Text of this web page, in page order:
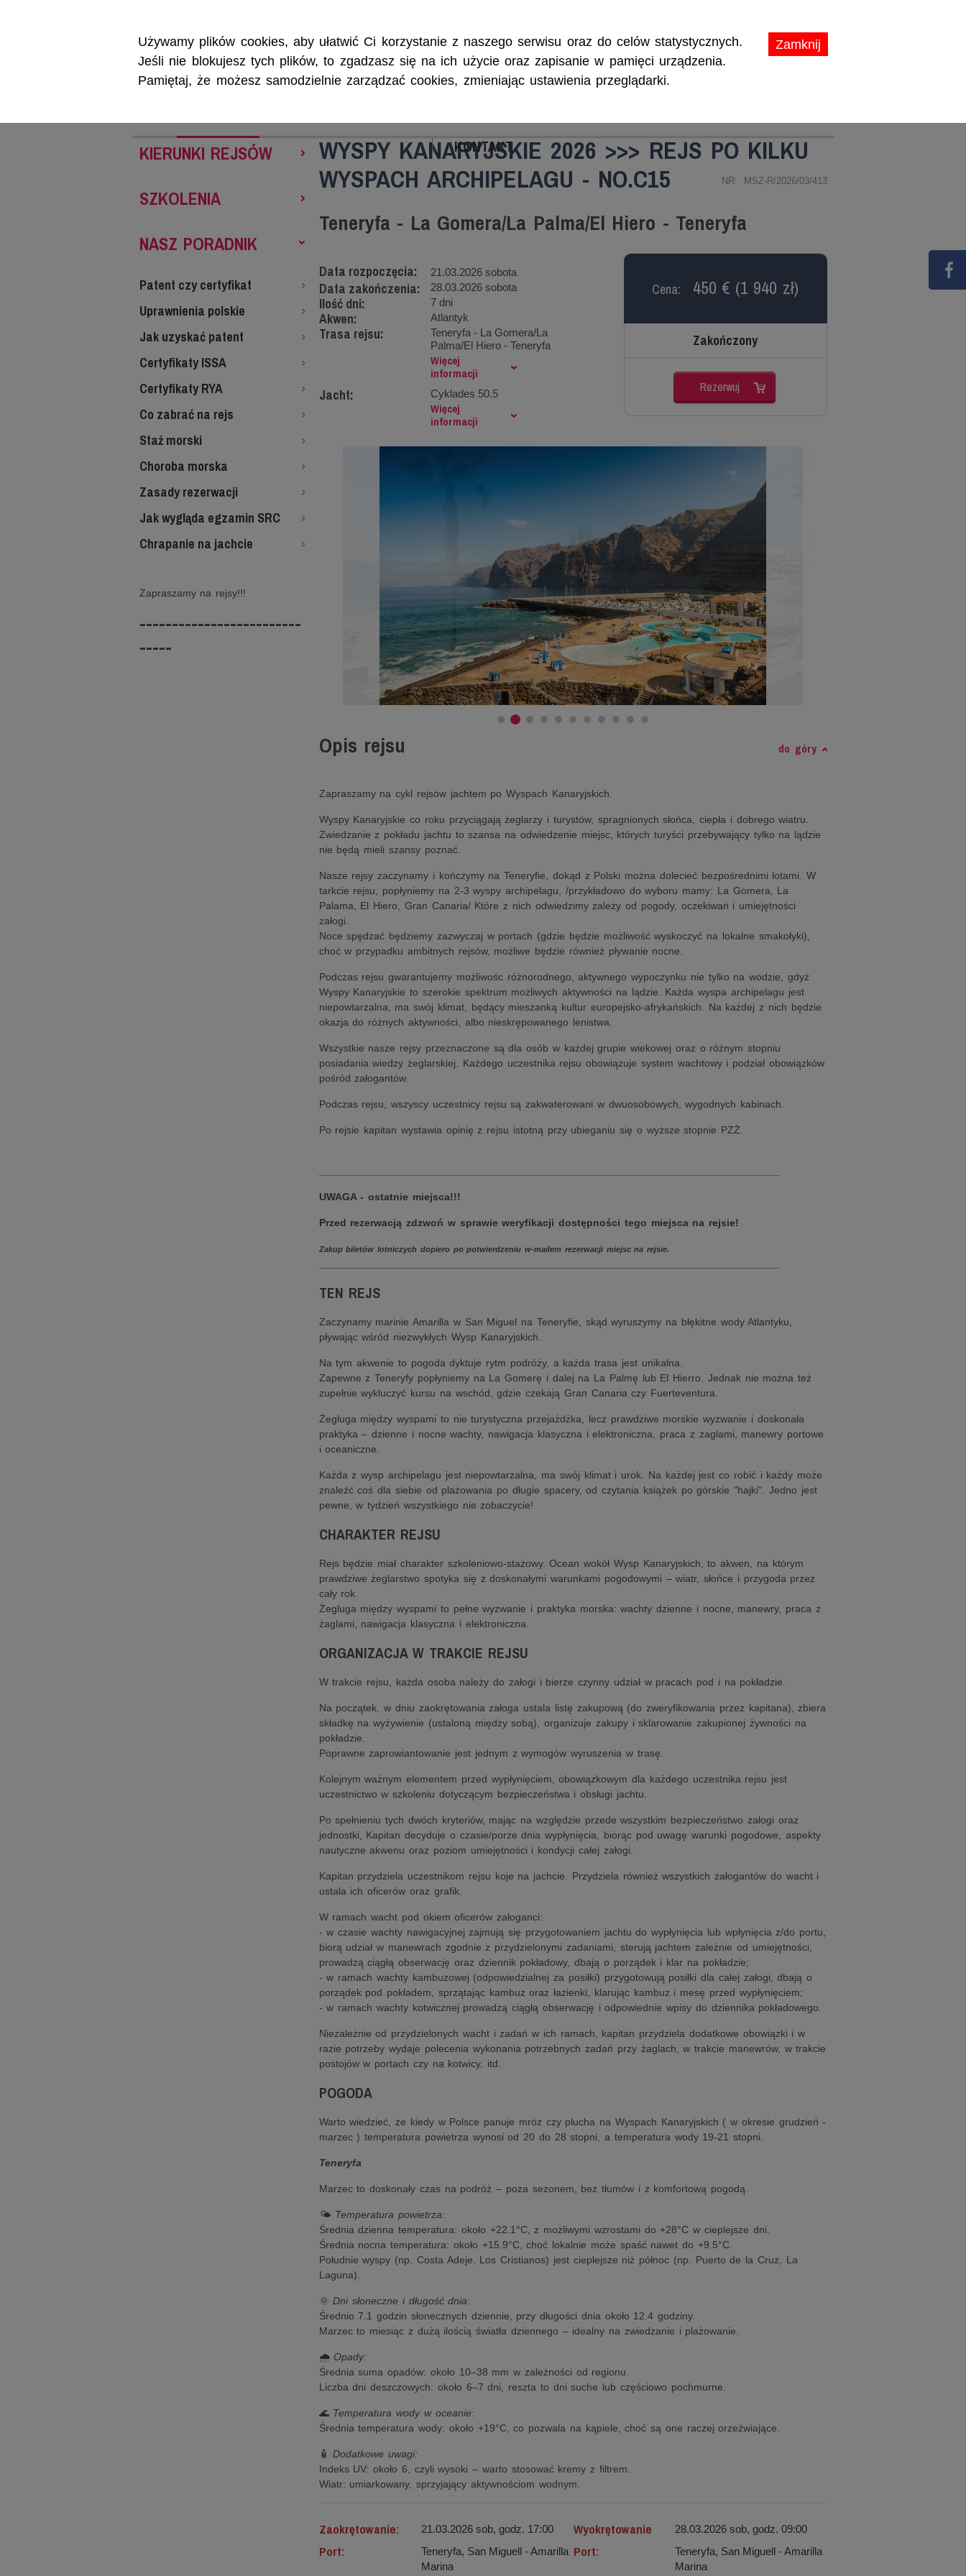
Zamknij
Używamy plików cookies, aby ułatwić Ci korzystanie z naszego serwisu oraz do celów statystycznych.
Jeśli nie blokujesz tych plików, to zgadzasz się na ich użycie oraz zapisanie w pamięci urządzenia.
Pamiętaj, że możesz samodzielnie zarządzać cookies, zmieniając ustawienia przeglądarki.
KONTAKT
Rejsy morskie i śródlądowe, szkolenia żeglarskie, patenty i certyfikaty.
WYSPY KANARYJSKIE 2026 >>> REJS PO KILKU
WYSPACH ARCHIPELAGU - NO.C15
NR: MSZ-R/2026/03/413
Teneryfa - La Gomera/La Palma/El Hiero - Teneryfa
Data rozpoczęcia: 21.03.2026 sobota
Data zakończenia: 28.03.2026 sobota
Ilość dni: 7 dni
Akwen: Atlantyk
Trasa rejsu:
Teneryfa - La Gomera/La
Palma/El Hiero - Teneryfa
Więcej
informacji
Jacht: Cyklades 50.5
Więcej
informacji
Cena: 450 € (1 940 zł)
Zakończony
Rezerwuj
Opis rejsu do góry
Zapraszamy na cykl rejsów jachtem po Wyspach Kanaryjskich.
Wyspy Kanaryjskie co roku przyciągają żeglarzy i turystów, spragnionych słońca, ciepła i dobrego wiatru.
Zwiedzanie z pokładu jachtu to szansa na odwiedzenie miejsc, których turyści przebywający tylko na lądzie
nie będą mieli szansy poznać.
Nasze rejsy zaczynamy i kończymy na Teneryfie, dokąd z Polski można dolecieć bezpośrednimi lotami. W
tarkcie rejsu, popłyniemy na 2-3 wyspy archipelagu, /przykładowo do wyboru mamy: La Gomera, La
Palama, El Hiero, Gran Canaria/ Które z nich odwiedzimy zależy od pogody, oczekiwań i umiejętności
załogi.
Noce spędzać będziemy zazwyczaj w portach (gdzie będzie możliwość wyskoczyć na lokalne smakołyki),
choć w przypadku ambitnych rejsów, możliwe będzie również pływanie nocne.
Podczas rejsu gwarantujemy możliwośc różnorodnego, aktywnego wypoczynku nie tylko na wodzie, gdyż
Wyspy Kanaryjskie to szerokie spektrum możliwych aktywności na lądzie. Każda wyspa archipelagu jest
niepowtarzalna, ma swój klimat, będący mieszanką kultur europejsko-afrykańskich. Na każdej z nich będzie
okazja do różnych aktywności, albo nieskrępowanego lenistwa.
Wszystkie nasze rejsy przeznaczone są dla osób w każdej grupie wiekowej oraz o różnym stopniu
posiadania wiedzy żeglarskiej. Każdego uczestnika rejsu obowiązuje system wachtowy i podział obowiązków
pośród załogantów.
Podczas rejsu, wszyscy uczestnicy rejsu są zakwaterowani w dwuosobowych, wygodnych kabinach.
Po rejsie kapitan wystawia opinię z rejsu istotną przy ubieganiu się o wyższe stopnie PZŻ.
UWAGA - ostatnie miejsca!!!
Przed rezerwacją zdzwoń w sprawie weryfikacji dostępności tego miejsca na rejsie!
Zakup biletów lotniczych dopiero po potwierdzeniu w-mailem rezerwacji miejsc na rejsie.
TEN REJS
Zaczynamy marinie Amarilla w San Miguel na Teneryfie, skąd wyruszymy na błękitne wody Atlantyku,
pływając wśród niezwykłych Wysp Kanaryjskich.
Na tym akwenie to pogoda dyktuje rytm podróży, a każda trasa jest unikalna.
Zapewne z Teneryfy popłyniemy na La Gomerę i dalej na La Palmę lub El Hierro. Jednak nie można też
zupełnie wykluczyć kursu na wschód, gdzie czekają Gran Canaria czy Fuerteventura.
Żegluga między wyspami to nie turystyczna przejażdżka, lecz prawdziwe morskie wyzwanie i doskonała
praktyka – dzienne i nocne wachty, nawigacja klasyczna i elektroniczna, praca z żaglami, manewry portowe
i oceaniczne.
Każda z wysp archipelagu jest niepowtarzalna, ma swój klimat i urok. Na każdej jest co robić i każdy może
znaleźć coś dla siebie od plażowania po długie spacery, od czytania książek po górskie "hajki". Jedno jest
pewne, w tydzień wszystkiego nie zobaczycie!
CHARAKTER REJSU
Rejs będzie miał charakter szkoleniowo-stażowy. Ocean wokół Wysp Kanaryjskich, to akwen, na którym
prawdziwe żeglarstwo spotyka się z doskonałymi warunkami pogodowymi – wiatr, słońce i przygoda przez
cały rok.
Żegluga między wyspami to pełne wyzwanie i praktyka morska: wachty dzienne i nocne, manewry, praca z
żaglami, nawigacja klasyczna i elektroniczna.
ORGANIZACJA W TRAKCIE REJSU
W trakcie rejsu, każda osoba należy do załogi i bierze czynny udział w pracach pod i na pokładzie.
Na początek, w dniu zaokrętowania załoga ustala listę zakupową (do zweryfikowania przez kapitana), zbiera
składkę na wyżywienie (ustaloną między sobą), organizuje zakupy i sklarowanie zakupionej żywności na
pokładzie.
Poprawne zaprowiantowanie jest jednym z wymogów wyruszenia w trasę.
Kolejnym ważnym elementem przed wypłynięciem, obowiązkowym dla każdego uczestnika rejsu jest
uczestnictwo w szkoleniu dotyczącym bezpieczeństwa i obsługi jachtu.
Po spełnieniu tych dwóch kryteriów, mając na względzie przede wszystkim bezpieczeństwo załogi oraz
jednostki, Kapitan decyduje o czasie/porze dnia wypłynięcia, biorąc pod uwagę warunki pogodowe, aspekty
nautyczne akwenu oraz poziom umiejętności i kondycji całej załogi.
Kapitan przydziela uczestnikom rejsu koje na jachcie. Przydziela również wszystkich załogantów do wacht i
ustala ich oficerów oraz grafik.
W ramach wacht pod okiem oficerów załoganci:
- w czasie wachty nawigacyjnej zajmują się przygotowaniem jachtu do wypłynięcia lub wpłynięcia z/do portu,
biorą udział w manewrach zgodnie z przydzielonymi zadaniami, sterują jachtem zależnie od umiejętności,
prowadzą ciągłą obserwację oraz dziennik pokładowy, dbają o porządek i klar na pokładzie;
- w ramach wachty kambuzowej (odpowiedzialnej za posiłki) przygotowują posiłki dla całej załogi, dbają o
porządek pod pokładem, sprzątając kambuz oraz łazienki, klarując kambuz i mesę przed wypłynięciem;
- w ramach wachty kotwicznej prowadzą ciągłą obserwację i odpowiednie wpisy do dziennika pokładowego.
Niezależnie od przydzielonych wacht i zadań w ich ramach, kapitan przydziela dodatkowe obowiązki i w
razie potrzeby wydaje polecenia wykonania potrzebnych zadań przy żaglach, w trakcie manewrów, w trakcie
postojów w portach czy na kotwicy, itd.
POGODA
Warto wiedzieć, że kiedy w Polsce panuje mróz czy plucha na Wyspach Kanaryjskich ( w okresie grudzień -
marzec ) temperatura powietrza wynosi od 20 do 28 stopni, a temperatura wody 19-21 stopni.
Teneryfa
Marzec to doskonały czas na podróż – poza sezonem, bez tłumów i z komfortową pogodą.
🌤️ Temperatura powietrza:
Średnia dzienna temperatura: około +22.1°C, z możliwymi wzrostami do +28°C w cieplejsze dni.
Średnia nocna temperatura: około +15.9°C, choć lokalnie może spaść nawet do +9.5°C.
Południe wyspy (np. Costa Adeje, Los Cristianos) jest cieplejsze niż północ (np. Puerto de la Cruz, La
Laguna).
🌞Dni słoneczne i długość dnia:
Średnio 7.1 godzin słonecznych dziennie, przy długości dnia około 12.4 godziny.
Marzec to miesiąc z dużą ilością światła dziennego – idealny na zwiedzanie i plażowanie.
🌧️ Opady:
Średnia suma opadów: około 10–38 mm w zależności od regionu.
Liczba dni deszczowych: około 6–7 dni, reszta to dni suche lub częściowo pochmurne.
🌊 Temperatura wody w oceanie:
Średnia temperatura wody: około +19°C, co pozwala na kąpiele, choć są one raczej orzeźwiające.
🧴Dodatkowe uwagi:
Indeks UV: około 6, czyli wysoki – warto stosować kremy z filtrem.
Wiatr: umiarkowany, sprzyjający aktywnościom wodnym.
Zaokrętowanie: 21.03.2026 sob, godz. 17:00 Wyokrętowanie 28.03.2026 sob, godz. 09:00
Port:
Teneryfa, San Miguell - Amarilla
Marina
Port:
Teneryfa, San Miguell - Amarilla
Marina
KIERUNKI REJSÓW
SZKOLENIA
NASZ PORADNIK
Patent czy certyfikat
Uprawnienia polskie
Jak uzyskać patent
Certyfikaty ISSA
Certyfikaty RYA
Co zabrać na rejs
Staż morski
Choroba morska
Zasady rezerwacji
Jak wygląda egzamin SRC
Chrapanie na jachcie
Zapraszamy na rejsy!!!
-------------------------
-----